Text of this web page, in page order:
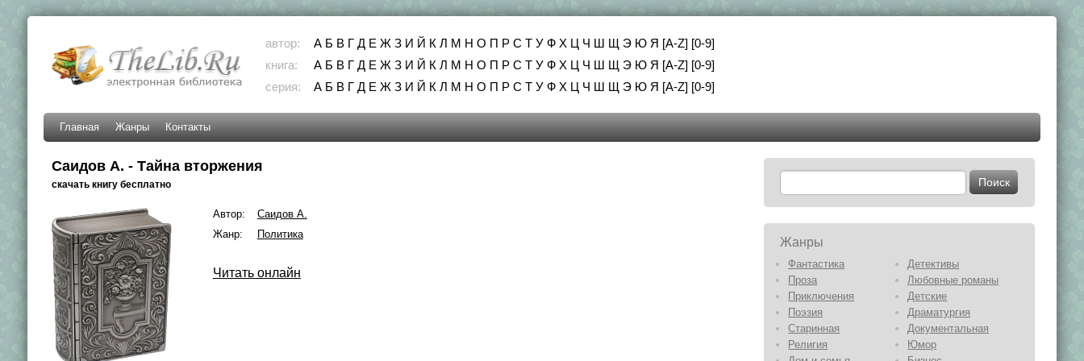
автор: А Б В Г Д Е Ж З И Й К Л М Н О П Р С Т У Ф Х Ц Ч Ш Щ Э Ю Я [A-Z] [0-9]
книга:
А Б В Г Д Е Ж З И Й К Л М Н О П Р С Т У Ф Х Ц Ч Ш Щ Э Ю Я [A-Z] [0-9]
серия:
А Б В Г Д Е Ж З И Й К Л М Н О П Р С Т У Ф Х Ц Ч Ш Щ Э Ю Я [A-Z] [0-9]
Главная Жанры Контакты
Саидов А. - Тайна вторжения
скачать книгу бесплатно
Автор:
Саидов А.
Жанр:
Политика
Читать онлайн
Жанры
Фантастика
Детективы
Проза
Любовные романы
Приключения
Детские
Поэзия
Драматургия
Старинная
Документальная
Религия
Юмор